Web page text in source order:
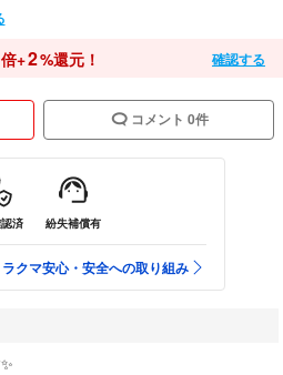
倍+2%還元！ 確認する
コメント 0件
済 紛失補償有
ラクマ安心・安全への取り組み